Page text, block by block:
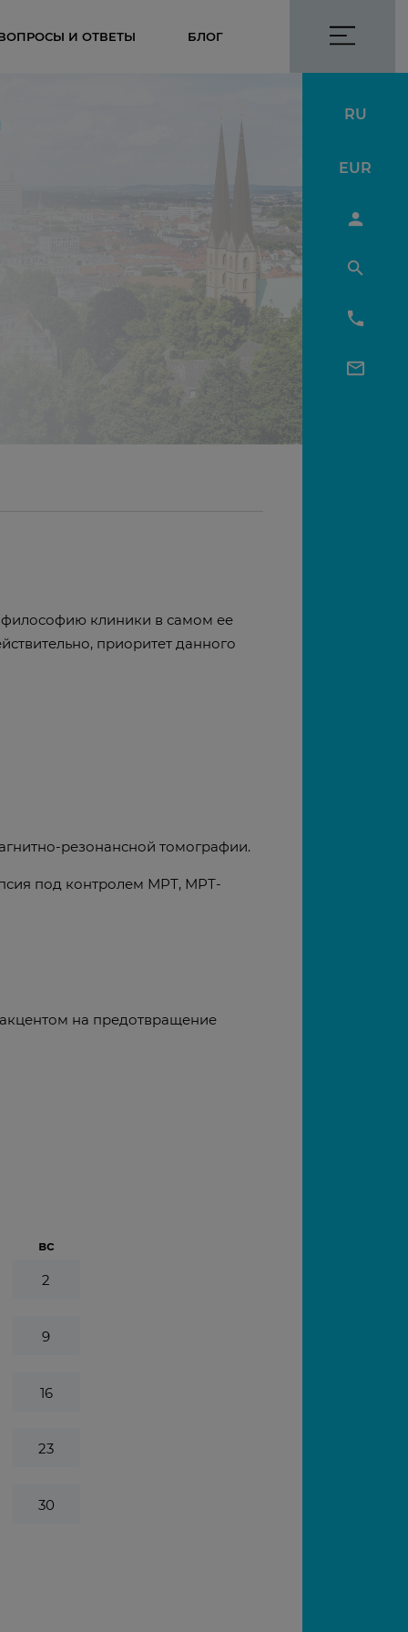
И ОТВЕТЫ БЛОГ
RU
EUR
философию клиники в самом ее
приоритет данного
резонансной томографии.
под контролем МРТ, МРТ-
на предотвращение
вс
2
9
16
23
30